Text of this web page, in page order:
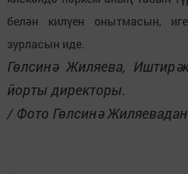
белән килүен онытмасын,
зурласын иде.
Гөлсинә Жиляева,
йорты директоры.
/ Фото Гөлсинә